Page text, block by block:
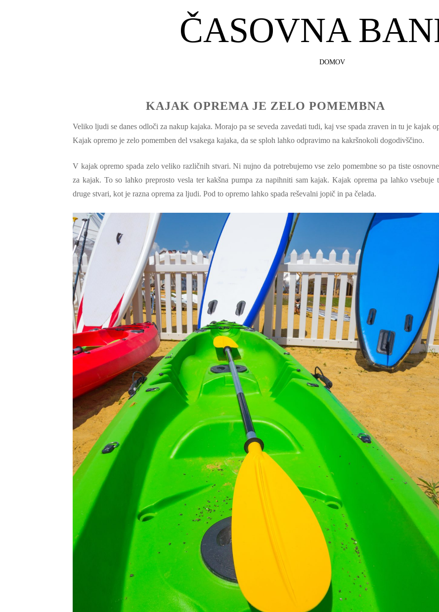
ČASOVNA
SKIP
DOMOV
KAJAK OPREMA JE ZELO POMEMBNA
Veliko ljudi se danes odloči za nakup kajaka. Morajo pa se seveda zavedati tudi, kaj vse spada zraven in tu je kajak
Kajak opremo je zelo pomemben del vsakega kajaka, da se sploh lahko odpravimo na kakršnokoli dogodivščino.
V kajak opremo spada zelo veliko različnih stvari. Ni nujno da potrebujemo vse zelo pomembne so pa tiste
za kajak. To so lahko preprosto vesla ter kakšna pumpa za napihniti sam kajak. Kajak oprema pa lahko vsebuje
druge stvari, kot je razna oprema za ljudi. Pod to opremo lahko spada reševalni jopič in pa čelada.